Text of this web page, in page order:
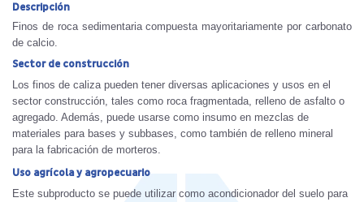
Descripción
Finos de roca sedimentaria compuesta mayoritariamente por carbonato
de calcio.
Sector de construcción
Los finos de caliza pueden tener diversas aplicaciones y usos en el
sector construcción, tales como roca fragmentada, relleno de asfalto o
agregado. Además, puede usarse como insumo en mezclas de
materiales para bases y subbases, como también de relleno mineral
para la fabricación de morteros.
Uso agrícola y agropecuario
Este subproducto se puede utilizar como acondicionador del suelo para